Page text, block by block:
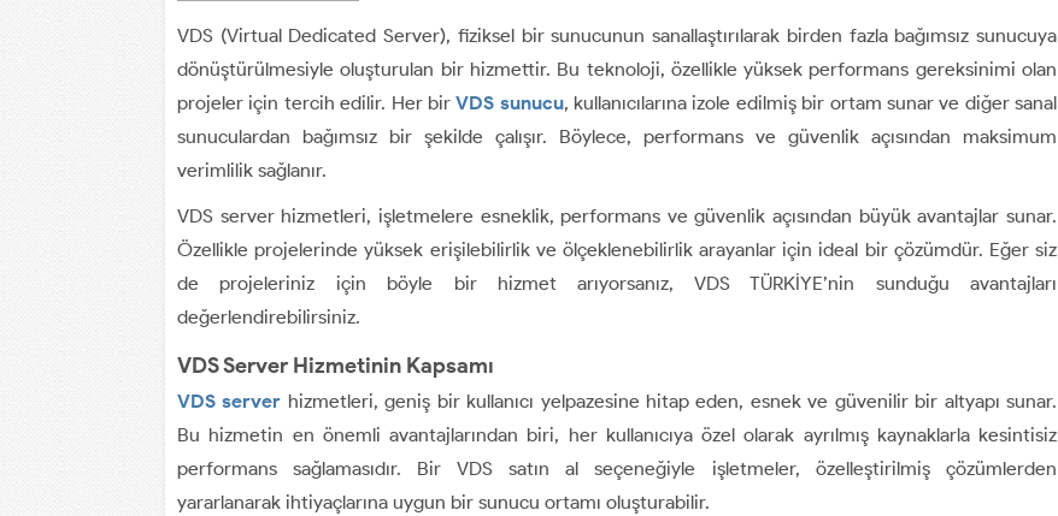
VDS (Virtual Dedicated Server), fiziksel bir sunucunun sanallaştırılarak birden fazla bağımsız sunucuya
dönüştürülmesiyle oluşturulan bir hizmettir. Bu teknoloji, özellikle yüksek performans gereksinimi olan
projeler için tercih edilir. Her birVDS sunucu, kullanıcılarına izole edilmiş bir ortam sunar ve diğer sanal
sunuculardan bağımsız bir şekilde çalışır. Böylece, performans ve güvenlik açısından maksimum
verimlilik sağlanır.
VDS server hizmetleri, işletmelere esneklik, performans ve güvenlik açısından büyük avantajlar sunar.
Özellikle projelerinde yüksek erişilebilirlik ve ölçeklenebilirlik arayanlar için ideal bir çözümdür. Eğer siz
de projeleriniz için böyle bir hizmet arıyorsanız, VDS TÜRKİYE’nin sunduğu avantajları
değerlendirebilirsiniz.
VDS Server Hizmetinin Kapsamı
VDS server hizmetleri, geniş bir kullanıcı yelpazesine hitap eden, esnek ve güvenilir bir altyapı sunar.
Bu hizmetin en önemli avantajlarından biri, her kullanıcıya özel olarak ayrılmış kaynaklarla kesintisiz
performans sağlamasıdır. Bir VDS satın al seçeneğiyle işletmeler, özelleştirilmiş çözümlerden
yararlanarak ihtiyaçlarına uygun bir sunucu ortamı oluşturabilir.